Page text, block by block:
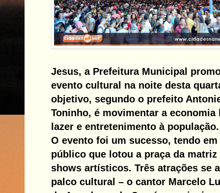
Jesus, a Prefeitura Municipal
evento cultural na noite desta
objetivo, segundo o prefeito
Toninho, é movimentar a
lazer e entretenimento à população.
O evento foi um sucesso, tendo
público que lotou a praça da
shows artísticos. Três atrações se
palco cultural – o cantor Marcelo